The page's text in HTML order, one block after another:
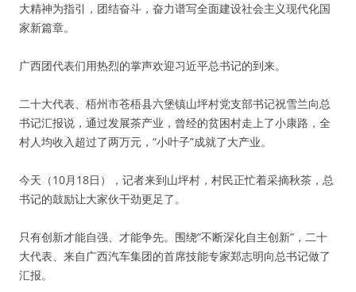
大精神为指引，团结奋斗，奋力谱写全面建设社会主义现代化国
家新篇章。
广西团代表们用热烈的掌声欢迎习近平总书记的到来。
二十大代表、梧州市苍梧县六堡镇山坪村党支部书记祝雪兰向总
书记汇报说，通过发展茶产业，曾经的贫困村走上了小康路，全
村人均收入超过了两万元，“小叶子”成就了大产业。
今天（10月18日），记者来到山坪村，村民正忙着采摘秋茶，总
书记的鼓励让大家伙干劲更足了。
只有创新才能自强、才能争先。围绕“不断深化自主创新”，二十
大代表、来自广西汽车集团的首席技能专家郑志明向总书记做了
汇报。